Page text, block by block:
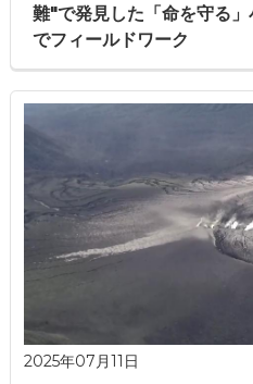
難"で発見した「命を守る
でフィールドワーク
2025年07月11日